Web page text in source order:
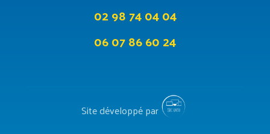
02 98 74 04 04
06 07 86 60 24
Site développé par